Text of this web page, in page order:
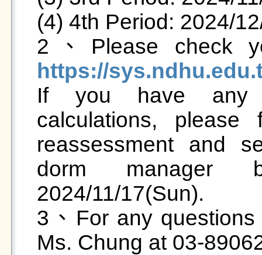
(4) 4th Period: 2024/
https://
If you have any
calculations,
reassessment and
dorm manager
2024/11/17(Sun).
3、For any
Ms. Chung at 03-